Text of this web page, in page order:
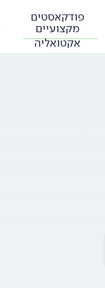
פודקאסטים
מקצועיים
אקטואליה